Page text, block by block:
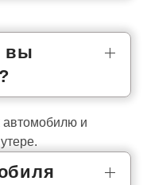
вы
автомобилю и